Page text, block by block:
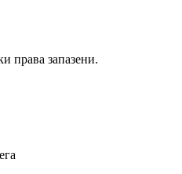
права запазени.